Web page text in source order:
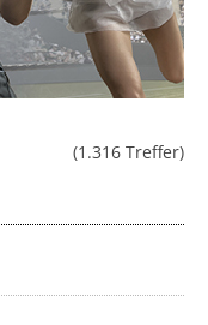
(1.316 Treffer)